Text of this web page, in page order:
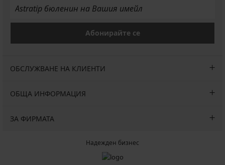
Абонирайте се
ОБСЛУЖВАНЕ НА КЛИЕНТИ
ОБЩА ИНФОРМАЦИЯ
ЗА ФИРМАТА
Надежден бизнес